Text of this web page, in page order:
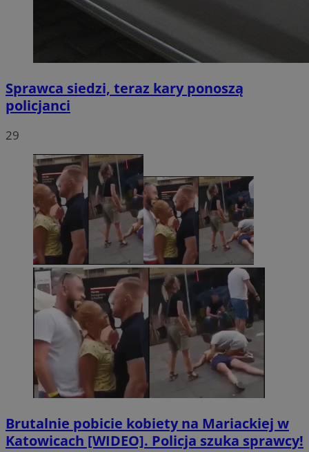
Sprawca siedzi, teraz kary ponoszą
policjanci
29
Brutalnie pobicie kobiety na Mariackiej w
Katowicach [WIDEO]. Policja szuka sprawcy!